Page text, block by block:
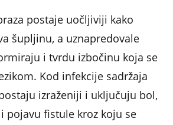
postaje uočljiviji kako
šupljinu, a uznapredovale
i tvrdu izbočinu koja se
Kod infekcije sadržaja
izraženiji i uključuju bol,
pojavu fistule kroz koju se